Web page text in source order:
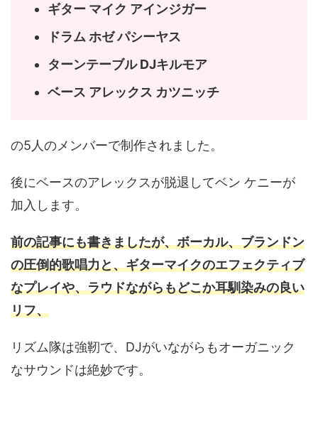
ギター マイク アインジガー
ドラム ホゼ パシーヤス
ターンテーブル DJキルモア
ベース アレックス カツニッチ
の5人のメンバーで制作されました。
後にベースのアレックスが脱退してベン ケニーが
加入します。
前の記事にも書きましたが、ボーカル、ブランドン
の圧倒的歌唱力と、ギターマイクのエフェクティブ
なプレイや、ラウドながらもどこか耳馴染みの良い
リフ、
リズム隊は強靭で、DJがいながらもオーガニック
なサウンドは絶妙です。